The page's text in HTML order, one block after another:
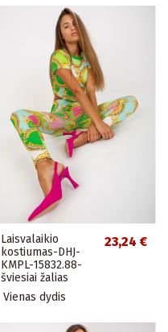
Laisvalaikio
kostiumas-DHJ-
KMPL-15832.88-
šviesiai žalias
23,24 €
Vienas dydis